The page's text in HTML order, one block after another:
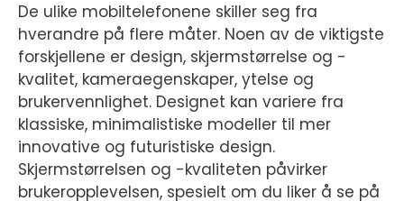
De ulike mobiltelefonene skiller seg fra
hverandre på flere måter. Noen av de viktigste
forskjellene er design, skjermstørrelse og -
kvalitet, kameraegenskaper, ytelse og
brukervennlighet. Designet kan variere fra
klassiske, minimalistiske modeller til mer
innovative og futuristiske design.
Skjermstørrelsen og -kvaliteten påvirker
brukeropplevelsen, spesielt om du liker å se på